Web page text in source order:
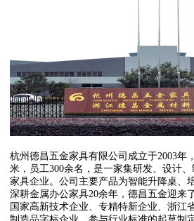
杭州德昌五金家具有限公司成立于2003年
米，员工300余名，是一家集研发、设计
家具企业。公司主要产品为智能升降桌、
深耕金属办公家具20余年，德昌五金迎来
国家高新技术企业、专精特新企业、浙江